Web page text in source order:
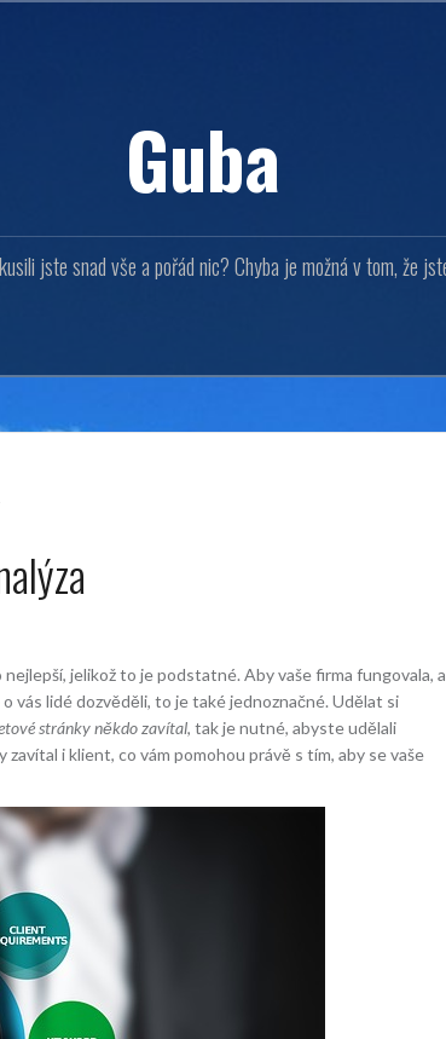
Guba
jste snad vše a pořád nic? Chyba je možná v tom, že
jelikož to je podstatné. Aby vaše firma fungovala, a
vás lidé dozvěděli, to je také jednoznačné. Udělat si
stránky někdo zavítal, tak je nutné, abyste udělali
i klient, co vám pomohou právě s tím, aby se vaše